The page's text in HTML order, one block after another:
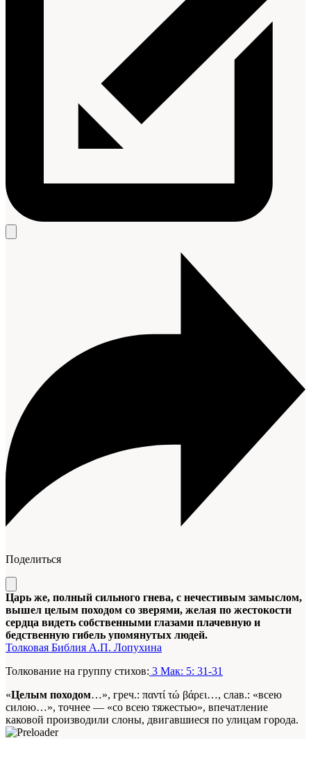
Поделиться
Царь же, полный сильного гнева, с нечестивым замыслом,
вышел целым походом со зверями, желая по жестокости
сердца видеть собственными глазами плачевную и
бедственную гибель упомянутых людей.
Толковая Библия А.П. Лопухина
Толкование на группу стихов: 3 Мак: 5: 31-31
«Целым походом…», греч.: παντί τώ βάρει…, слав.: «всею
силою…», точнее — «со всею тяжестью», впечатление
каковой производили слоны, двигавшиеся по улицам города.